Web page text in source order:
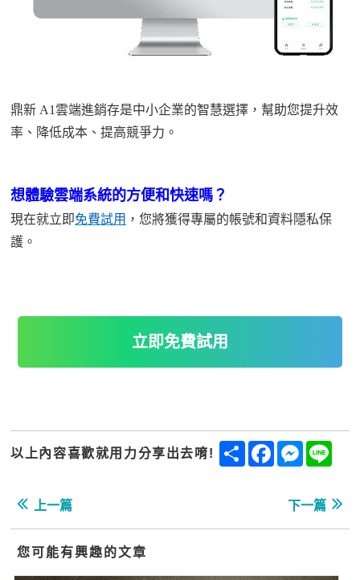
鼎新 A1雲端進銷存是中小企業的智慧選擇，幫助您提升效
率、降低成本、提高競爭力。
想體驗雲端系統的方便和快速嗎？
現在就立即免費試用 ，您將獲得專屬的帳號和資料隱私保
護。
立即免費試用
以上內容喜歡就用力分享出去唷! ShareFacebook
上一篇 下一篇
您可能有興趣的文章